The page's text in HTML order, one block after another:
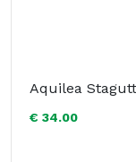
Aquilea
€ 34.00